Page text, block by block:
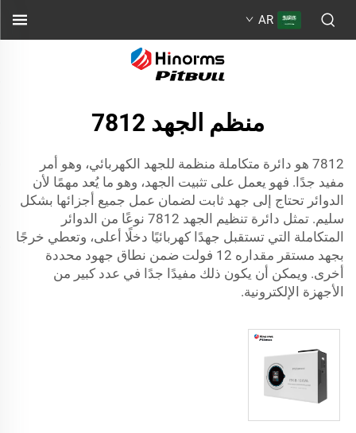
AR
منظم الجهد 7812
7812 هو دائرة متكاملة منظمة للجهد الكهربائي، وهو أمر
مفيد جدًا. فهو يعمل على تثبيت الجهد، وهو ما يُعد مهمًا لأن
الدوائر تحتاج إلى جهد ثابت لضمان عمل جميع أجزائها بشكل
سليم. تمثل دائرة تنظيم الجهد 7812 نوعًا من الدوائر
المتكاملة التي تستقبل جهدًا كهربائيًا دخلًا أعلى، وتعطي خرجًا
بجهد مستقر مقداره 12 فولت ضمن نطاق جهود محددة
أخرى. ويمكن أن يكون ذلك مفيدًا جدًا في عدد كبير من
الأجهزة الإلكترونية.